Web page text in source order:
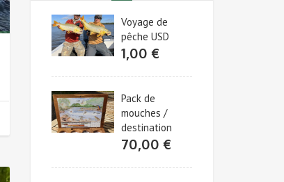
Voyage de
pêche USD
1,00 €
Pack de
mouches /
destination
70,00 €